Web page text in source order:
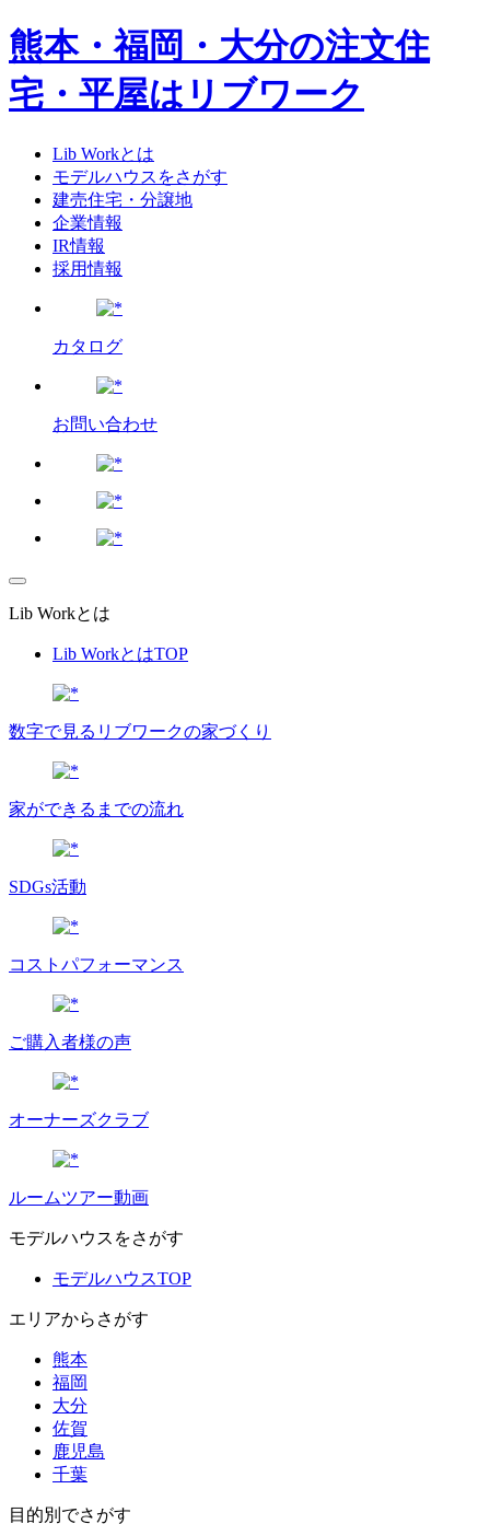
熊本・福岡・大分の注文住
宅・平屋はリブワーク
Lib Workとは
モデルハウスをさがす
建売住宅・分譲地
企業情報
IR情報
採用情報
カタログ
お問い合わせ
Lib Workとは
Lib WorkとはTOP
数字で⾒るリブワークの家づくり
家ができるまでの流れ
SDGs活動
コストパフォーマンス
ご購入者様の声
オーナーズクラブ
ルームツアー動画
モデルハウスをさがす
モデルハウスTOP
エリアからさがす
熊本
福岡
大分
佐賀
鹿児島
千葉
目的別でさがす